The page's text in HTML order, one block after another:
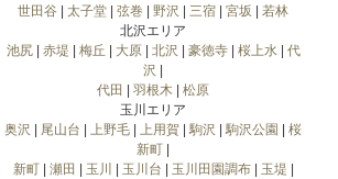
世田谷
太子堂 弦巻 野沢 三宿 宮坂
若林
北沢エリア
池尻| 赤堤 梅丘 大原| 北沢 豪徳寺| 桜上水| 代
沢
代田
羽根木
松原
玉川エリア
奥沢
尾山台 上野毛 上用賀 駒沢 駒沢公園
桜
新町
新町| 瀬田 玉川 玉川台 玉川田園調布| 玉堤